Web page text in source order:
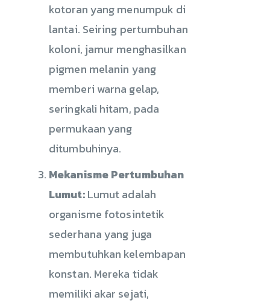
kotoran yang menumpuk di
lantai. Seiring pertumbuhan
koloni, jamur menghasilkan
pigmen melanin yang
memberi warna gelap,
seringkali hitam, pada
permukaan yang
ditumbuhinya.
Mekanisme Pertumbuhan
Lumut:Lumut adalah
organisme fotosintetik
sederhana yang juga
membutuhkan kelembapan
konstan. Mereka tidak
memiliki akar sejati,